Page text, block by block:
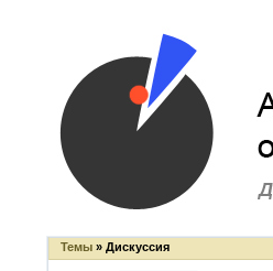
Темы » Дискуссия